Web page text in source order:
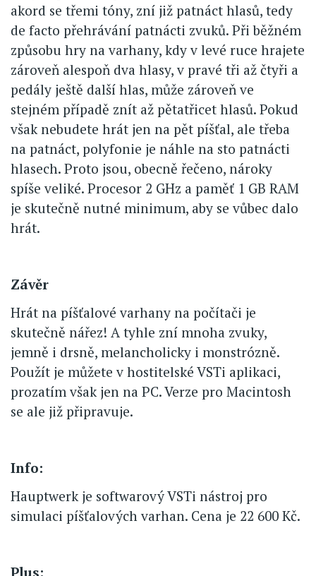
akord se třemi tóny, zní již patnáct hlasů, tedy
de facto přehrávání patnácti zvuků. Při běžném
způsobu hry na varhany, kdy v levé ruce hrajete
zároveň alespoň dva hlasy, v pravé tři až čtyři a
pedály ještě další hlas, může zároveň ve
stejném případě znít až pětatřicet hlasů. Pokud
však nebudete hrát jen na pět píšťal, ale třeba
na patnáct, polyfonie je náhle na sto patnácti
hlasech. Proto jsou, obecně řečeno, nároky
spíše veliké. Procesor 2 GHz a paměť 1 GB RAM
je skutečně nutné minimum, aby se vůbec dalo
hrát.
Závěr
Hrát na píšťalové varhany na počítači je
skutečně nářez! A tyhle zní mnoha zvuky,
jemně i drsně, melancholicky i monstrózně.
Použít je můžete v hostitelské VSTi aplikaci,
prozatím však jen na PC. Verze pro Macintosh
se ale již připravuje.
Info:
Hauptwerk je softwarový VSTi nástroj pro
simulaci píšťalových varhan. Cena je 22 600 Kč.
Plus: